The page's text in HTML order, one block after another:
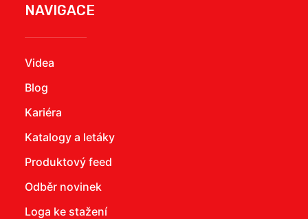
NAVIGACE
Videa
Blog
Kariéra
Katalogy a letáky
Produktový feed
Odběr novinek
Loga ke stažení